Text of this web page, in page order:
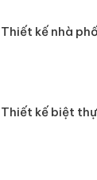
Thiết kế nhà
Thiết kế biệt